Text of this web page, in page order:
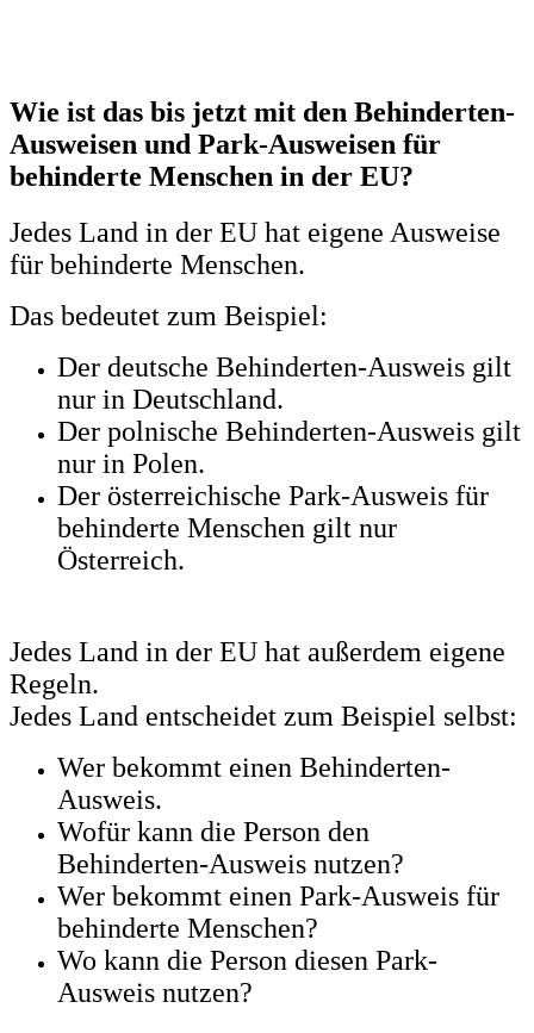
Wie ist das bis jetzt mit den Behinderten-
Ausweisen und Park-Ausweisen für
behinderte Menschen in der EU?
Jedes Land in der EU hat eigene Ausweise
für behinderte Menschen.
Das bedeutet zum Beispiel:
Der deutsche Behinderten-Ausweis gilt
nur in Deutschland.
Der polnische Behinderten-Ausweis gilt
nur in Polen.
Der österreichische Park-Ausweis für
behinderte Menschen gilt nur
Österreich.
Jedes Land in der EU hat außerdem eigene
Regeln.
Jedes Land entscheidet zum Beispiel selbst:
Wer bekommt einen Behinderten-
Ausweis.
Wofür kann die Person den
Behinderten-Ausweis nutzen?
Wer bekommt einen Park-Ausweis für
behinderte Menschen?
Wo kann die Person diesen Park-
Ausweis nutzen?